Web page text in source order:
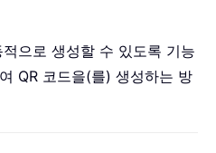
으로 생성할 수 있도록 기능
QR 코드을(를) 생성하는 방